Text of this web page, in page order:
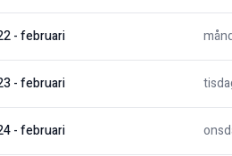
-februari
-februari
-februari